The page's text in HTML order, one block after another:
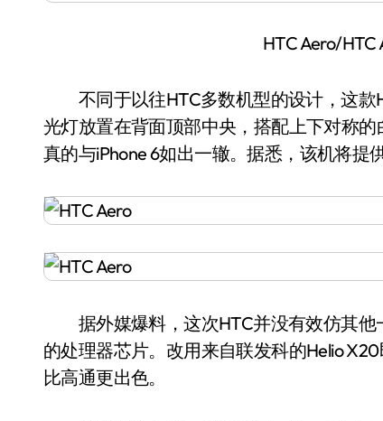
HTC Aero/HTC
不同于以往HTC多数机型的设计，这款
光灯放置在背面顶部中央，搭配上下对称
真的与iPhone 6如出一辙。据悉，该机将提
据外媒爆料，这次HTC并没有效仿其他
的处理器芯片。改用来自联发科的Helio
比高通更出色。